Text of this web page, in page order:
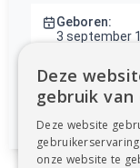
Deze
gebruik van
Deze website
onze website te